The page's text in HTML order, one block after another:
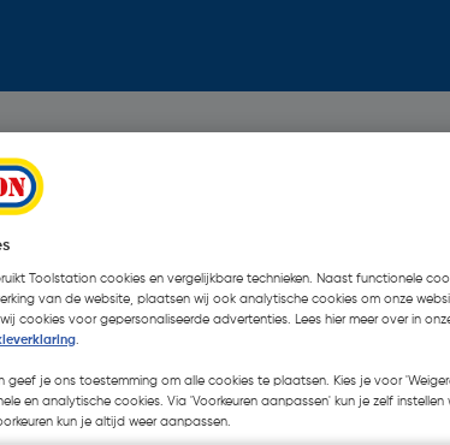
Toolstation cookies en vergelijkbare technieken. Naast functionele
van de website, plaatsen wij ook analytische cookies om onze
cookies voor gepersonaliseerde advertenties. Lees hier meer over in
.
geef je ons toestemming om alle cookies te plaatsen. Kies je voor
en analytische cookies. Via 'Voorkeuren aanpassen' kun je zelf instellen
kun je altijd weer aanpassen.